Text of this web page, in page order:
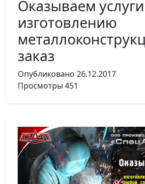
Оказываем
изготовлению
заказ
Опубликовано 26.12.2017
Просмотры 451